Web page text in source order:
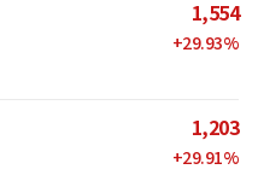
1,554
+29.93%
1,203
+29.91%